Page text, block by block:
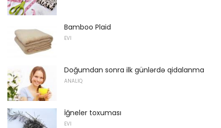
Bamboo Plaid
EVI
Doğumdan sonra ilk günlərdə qidalanma
ANALIQ
İğneler toxuması
EVI